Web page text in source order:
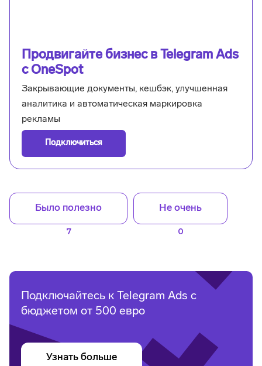
Продвигайте бизнес в Telegram Ads
с OneSpot
Закрывающие документы, кешбэк, улучшенная
аналитика и автоматическая маркировка
рекламы
Подключиться
Было полезно
7
Не очень
0
Подключайтесь к Telegram Ads с
бюджетом от 500 евро
Узнать больше